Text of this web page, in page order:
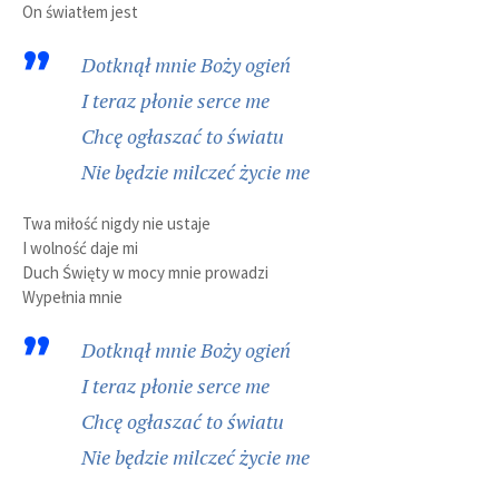
On światłem jest
Dotknął mnie Boży ogień
I teraz płonie serce me
Chcę ogłaszać to światu
Nie będzie milczeć życie me
Twa miłość nigdy nie ustaje
I wolność daje mi
Duch Święty w mocy mnie prowadzi
Wypełnia mnie
Dotknął mnie Boży ogień
I teraz płonie serce me
Chcę ogłaszać to światu
Nie będzie milczeć życie me